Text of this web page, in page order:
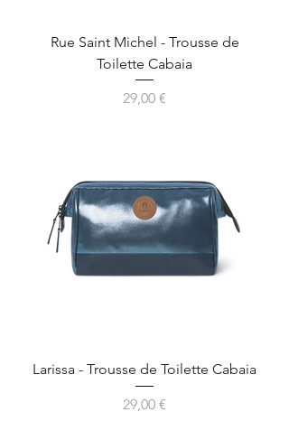
Rue Saint Michel - Trousse de
Toilette Cabaia
Prix
29,00 €
Larissa - Trousse de Toilette Cabaia
Prix
29,00 €